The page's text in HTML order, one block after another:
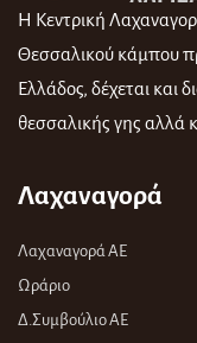
Η Κεντρική
Θεσσαλικού κάμπου
Ελλάδος, δέχεται και
θεσσαλικής γης αλλά
Λαχαναγορά
Λαχαναγορά ΑΕ
Ωράριο
Δ.Συμβούλιο ΑΕ